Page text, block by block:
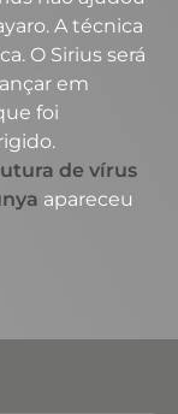
A técnica
O Sirius será
em
foi
de vírus
apareceu